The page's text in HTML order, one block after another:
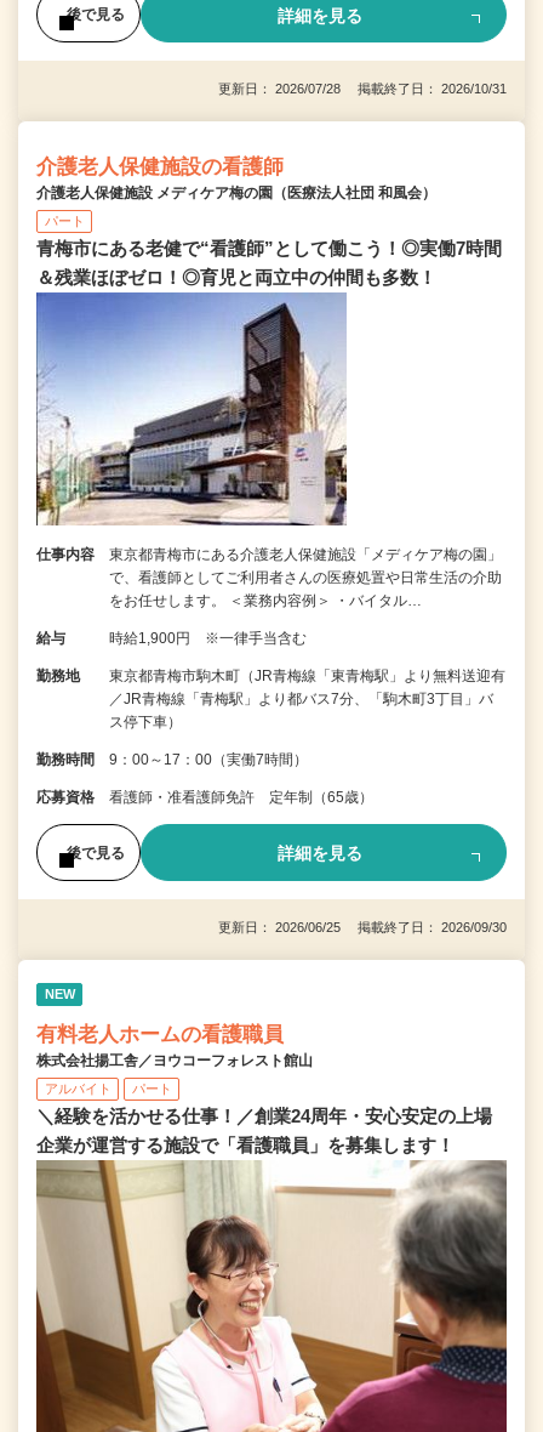
後で見る 詳細を見る
更新日： 2026/07/28 掲載終了日： 2026/10/31
介護老人保健施設の看護師
介護老人保健施設 メディケア梅の園（医療法人社団 和風会）
パート
青梅市にある老健で“看護師”として働こう！◎実働7時間
＆残業ほぼゼロ！◎育児と両立中の仲間も多数！
仕事内容
東京都青梅市にある介護老人保健施設「メディケア梅の園」
で、看護師としてご利用者さんの医療処置や日常生活の介助
をお任せします。 ＜業務内容例＞ ・バイタル…
給与 時給1,900円 ※一律手当含む
勤務地
東京都青梅市駒木町（JR青梅線「東青梅駅」より無料送迎有
／JR青梅線「青梅駅」より都バス7分、「駒木町3丁目」バ
ス停下車）
勤務時間 9：00～17：00（実働7時間）
応募資格 看護師・准看護師免許 定年制（65歳）
後で見る 詳細を見る
更新日： 2026/06/25 掲載終了日： 2026/09/30
NEW
有料老人ホームの看護職員
株式会社揚工舎／ヨウコーフォレスト館山
アルバイト パート
＼経験を活かせる仕事！／創業24周年・安心安定の上場
企業が運営する施設で「看護職員」を募集します！